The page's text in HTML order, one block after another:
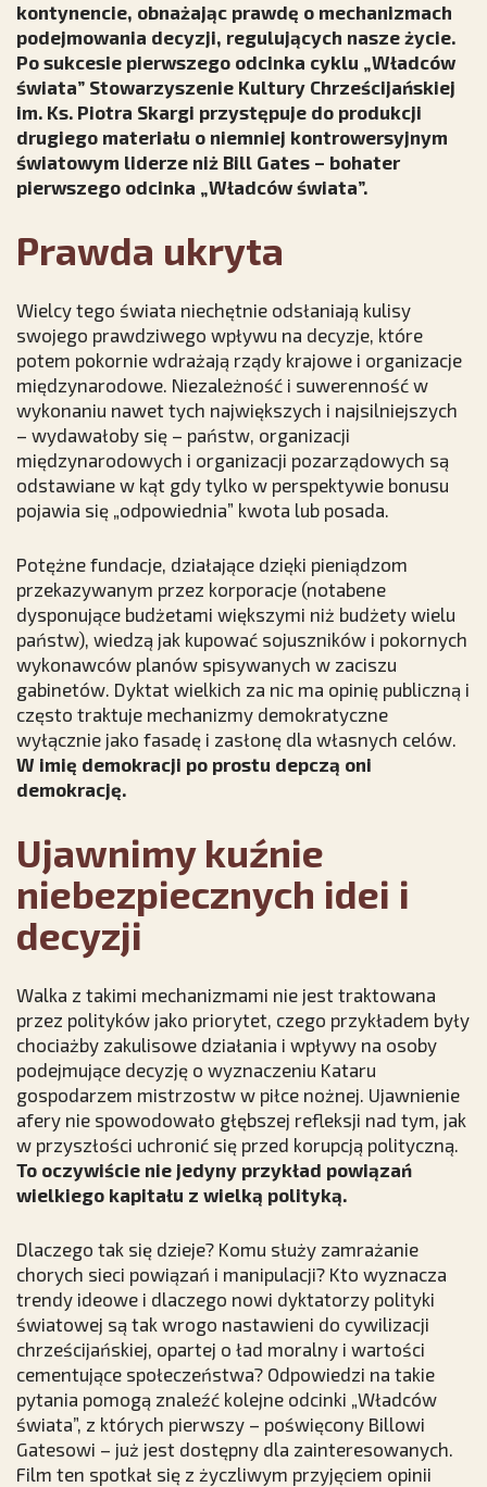
kontynencie, obnażając prawdę o mechanizmach
podejmowania decyzji, regulujących nasze życie.
Po sukcesie pierwszego odcinka cyklu „Władców
świata” Stowarzyszenie Kultury Chrześcijańskiej
im. Ks. Piotra Skargi przystępuje do produkcji
drugiego materiału o niemniej kontrowersyjnym
światowym liderze niż Bill Gates – bohater
pierwszego odcinka „Władców świata”.
Prawda ukryta
Wielcy tego świata niechętnie odsłaniają kulisy
swojego prawdziwego wpływu na decyzje, które
potem pokornie wdrażają rządy krajowe i organizacje
międzynarodowe. Niezależność i suwerenność w
wykonaniu nawet tych największych i najsilniejszych
– wydawałoby się – państw, organizacji
międzynarodowych i organizacji pozarządowych są
odstawiane w kąt gdy tylko w perspektywie bonusu
pojawia się „odpowiednia” kwota lub posada.
Potężne fundacje, działające dzięki pieniądzom
przekazywanym przez korporacje (notabene
dysponujące budżetami większymi niż budżety wielu
państw), wiedzą jak kupować sojuszników i pokornych
wykonawców planów spisywanych w zaciszu
gabinetów. Dyktat wielkich za nic ma opinię publiczną i
często traktuje mechanizmy demokratyczne
wyłącznie jako fasadę i zasłonę dla własnych celów.
W imię demokracji po prostu depczą oni
demokrację.
Ujawnimy kuźnie
niebezpiecznych idei i
decyzji
Walka z takimi mechanizmami nie jest traktowana
przez polityków jako priorytet, czego przykładem były
chociażby zakulisowe działania i wpływy na osoby
podejmujące decyzję o wyznaczeniu Kataru
gospodarzem mistrzostw w piłce nożnej. Ujawnienie
afery nie spowodowało głębszej refleksji nad tym, jak
w przyszłości uchronić się przed korupcją polityczną.
To oczywiście nie jedyny przykład powiązań
wielkiego kapitału z wielką polityką.
Dlaczego tak się dzieje? Komu służy zamrażanie
chorych sieci powiązań i manipulacji? Kto wyznacza
trendy ideowe i dlaczego nowi dyktatorzy polityki
światowej są tak wrogo nastawieni do cywilizacji
chrześcijańskiej, opartej o ład moralny i wartości
cementujące społeczeństwa? Odpowiedzi na takie
pytania pomogą znaleźć kolejne odcinki „Władców
świata”, z których pierwszy – poświęcony Billowi
Gatesowi – już jest dostępny dla zainteresowanych.
Film ten spotkał się z życzliwym przyjęciem opinii